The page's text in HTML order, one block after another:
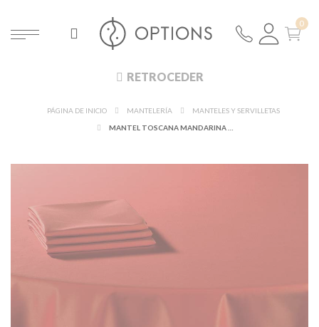
RETROCEDER
PÁGINA DE INICIO MANTELERÍA
MANTELES Y SERVILLETAS